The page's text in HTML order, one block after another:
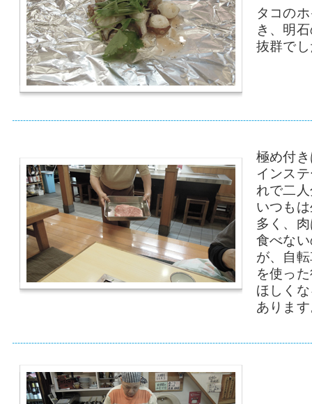
タコの
き、明
抜群で
極め付
インス
れで二
いつも
多く、
食べな
が、自
を使っ
ほしく
ありま